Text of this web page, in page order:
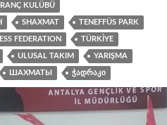
KULÜBÜ
SHAXMAT TENEFFÜS PARK
FEDERATION TÜRKIYE
ULUSAL TAKIM YARIŞMA
ШАХМАТЫ ᲭᲐᲓᲠᲐᲙᲘ